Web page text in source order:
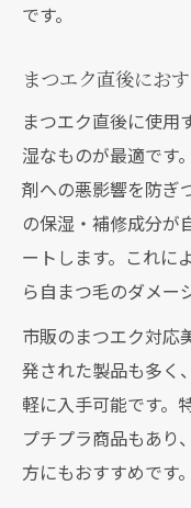
です。
まつエク直後にお
まつエク直後に使用
湿なものが最適です
剤への悪影響を防ぎ
の保湿・補修成分が
ートします。これに
ら自まつ毛のダメー
市販のまつエク対応
発された製品も多く
軽に入手可能です。
プチプラ商品もあり
方にもおすすめです。